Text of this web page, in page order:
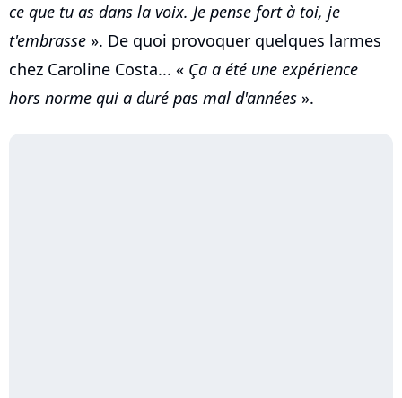
ce que tu as dans la voix. Je pense fort à toi, je
t'embrasse ». De quoi provoquer quelques larmes
chez Caroline Costa... « Ça a été une expérience
hors norme qui a duré pas mal d'années ».